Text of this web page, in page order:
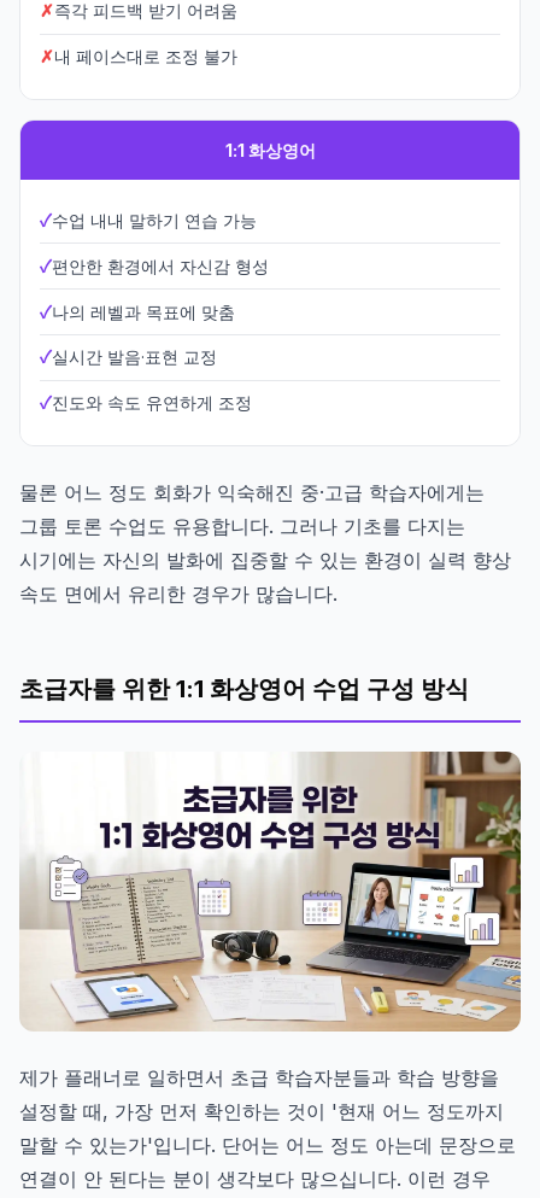
즉각 피드백 받기 어려움
내 페이스대로 조정 불가
1:1 화상영어
수업 내내 말하기 연습 가능
편안한 환경에서 자신감 형성
나의 레벨과 목표에 맞춤
실시간 발음·표현 교정
진도와 속도 유연하게 조정
물론 어느 정도 회화가 익숙해진 중·고급 학습자에게는
그룹 토론 수업도 유용합니다. 그러나 기초를 다지는
시기에는 자신의 발화에 집중할 수 있는 환경이 실력 향상
속도 면에서 유리한 경우가 많습니다.
초급자를 위한 1:1 화상영어 수업 구성 방식
제가 플래너로 일하면서 초급 학습자분들과 학습 방향을
설정할 때, 가장 먼저 확인하는 것이 '현재 어느 정도까지
말할 수 있는가'입니다. 단어는 어느 정도 아는데 문장으로
연결이 안 된다는 분이 생각보다 많으십니다. 이런 경우